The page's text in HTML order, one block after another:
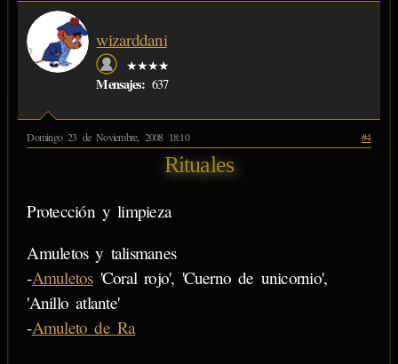
wizarddani
★★★★
Mensajes: 637
Domingo 23 de Noviembre, 2008 18:10 #4
Rituales
Protección y limpieza
Amuletos y talismanes
-Amuletos'Coral rojo', 'Cuerno de unicornio',
'Anillo atlante'
-Amuleto de Ra